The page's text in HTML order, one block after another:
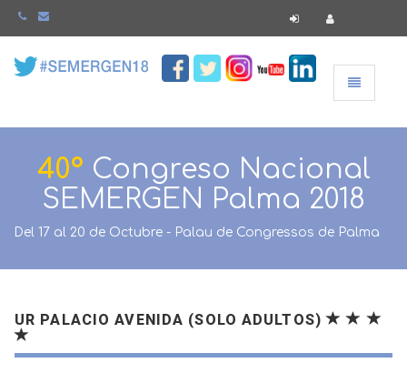
40º Congreso Nacional
SEMERGEN Palma 2018
Del 17 al 20 de Octubre - Palau de Congressos de Palma
UR PALACIO AVENIDA (SOLO ADULTOS)